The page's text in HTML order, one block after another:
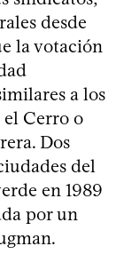
desde
la votación
a los
Cerro o
Dos
del
en 1989
por un